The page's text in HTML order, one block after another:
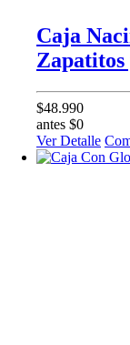
Caja
Zapatitos
$48.990
antes $0
Ver Detalle